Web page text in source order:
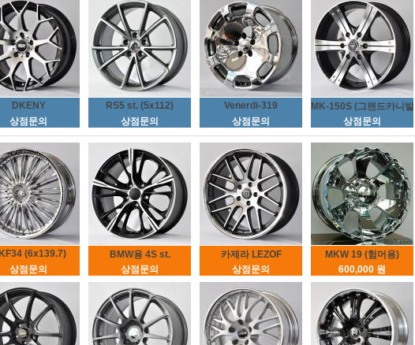
DKENY
상점문의
RS5 st. (5x112)
상점문의
Venerdi-319
상점문의
MK-150S (그랜드카니발)
상점문의
(6x139.7)
상점문의
BMW용 4S st.
상점문의
카제라 LEZOF
상점문의
MKW 19 (험머용)
600,000 원